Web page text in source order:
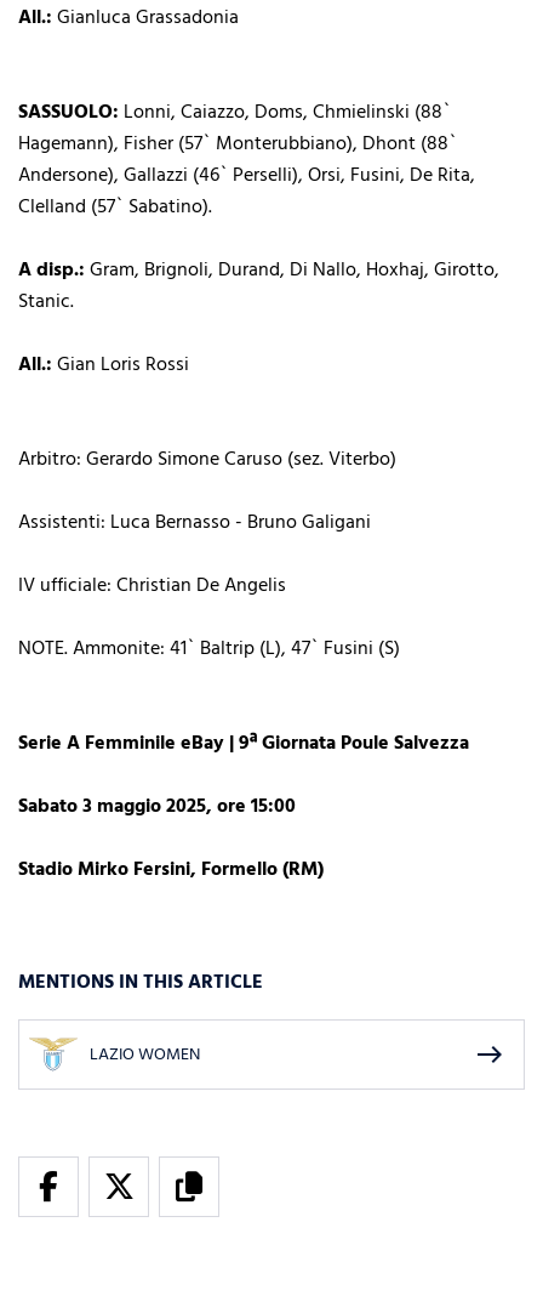
All.:Gianluca Grassadonia
SASSUOLO: Lonni, Caiazzo, Doms, Chmielinski (88`
Hagemann), Fisher (57` Monterubbiano), Dhont (88`
Andersone), Gallazzi (46` Perselli), Orsi, Fusini, De Rita,
Clelland (57` Sabatino).
A disp.:Gram, Brignoli, Durand, Di Nallo, Hoxhaj, Girotto,
Stanic.
All.:Gian Loris Rossi
Arbitro: Gerardo Simone Caruso (sez. Viterbo)
Assistenti: Luca Bernasso - Bruno Galigani
IV ufficiale: Christian De Angelis
NOTE. Ammonite: 41` Baltrip (L), 47` Fusini (S)
Serie A Femminile eBay | 9ª Giornata Poule Salvezza
Sabato 3 maggio 2025, ore 15:00
Stadio Mirko Fersini, Formello (RM)
MENTIONS IN THIS ARTICLE
LAZIO WOMEN east